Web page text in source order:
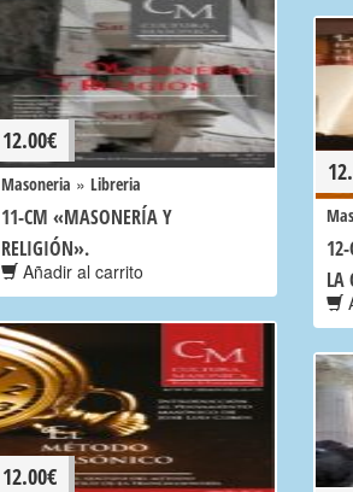
12.00€
Masoneria » Libreria
11-CM «MASONERÍA Y
RELIGIÓN».
Añadir al carrito
LA
12.00€